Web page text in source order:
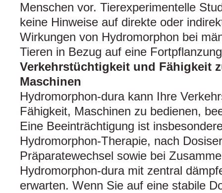
Menschen vor. Tierexperimentelle
keine Hinweise auf direkte oder
Wirkungen von Hydromorphon bei
Tieren in Bezug auf eine
Verkehrstüchtigkeit und Fähigkeit
Maschinen
Hydromorphon-dura kann Ihre
Fähigkeit, Maschinen zu bedienen,
Eine Beeinträchtigung ist
Hydromorphon-Therapie, nach
Präparatewechsel sowie bei
Hydromorphon-dura mit zentral
erwarten. Wenn Sie auf eine stabile